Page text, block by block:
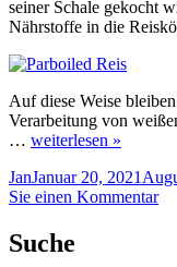
seiner Schale gekocht
Nährstoffe in die
Auf diese Weise
Verarbeitung von
… weiterlesen »
Autor
JanVeröffentlicht
am
Januar 20, 2021
Sie einen Kommentarzu
Suche